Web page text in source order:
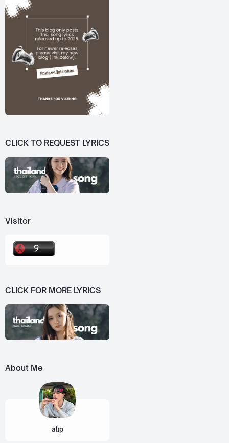
CLICK TO REQUEST LYRICS
Visitor
CLICK FOR MORE LYRICS
About Me
alip